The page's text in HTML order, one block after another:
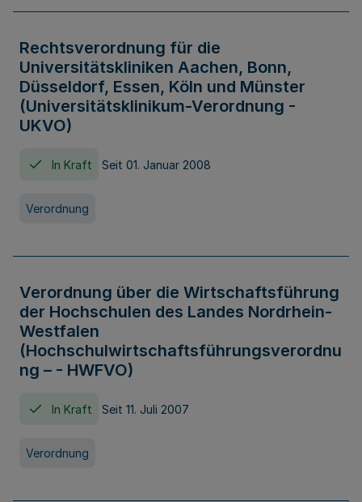
Rechtsverordnung für die
Universitätskliniken Aachen, Bonn,
Düsseldorf, Essen, Köln und Münster
(Universitätsklinikum-Verordnung -
UKVO)
In Kraft Seit 01. Januar 2008
Verordnung
Verordnung über die Wirtschaftsführung
der Hochschulen des Landes Nordrhein-
Westfalen
(Hochschulwirtschaftsführungsverordnu
ng – - HWFVO)
In Kraft Seit 11. Juli 2007
Verordnung